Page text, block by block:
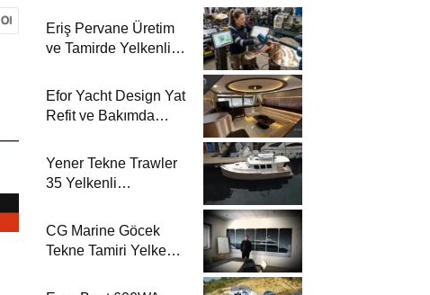
Eriş Pervane Üretim
ve Tamirde Yelkenli
Efor Yacht Design Yat
Refit ve Bakımda
Yener Tekne Trawler
35 Yelkenli
CG Marine Göcek
Tekne Tamiri Yelkenli